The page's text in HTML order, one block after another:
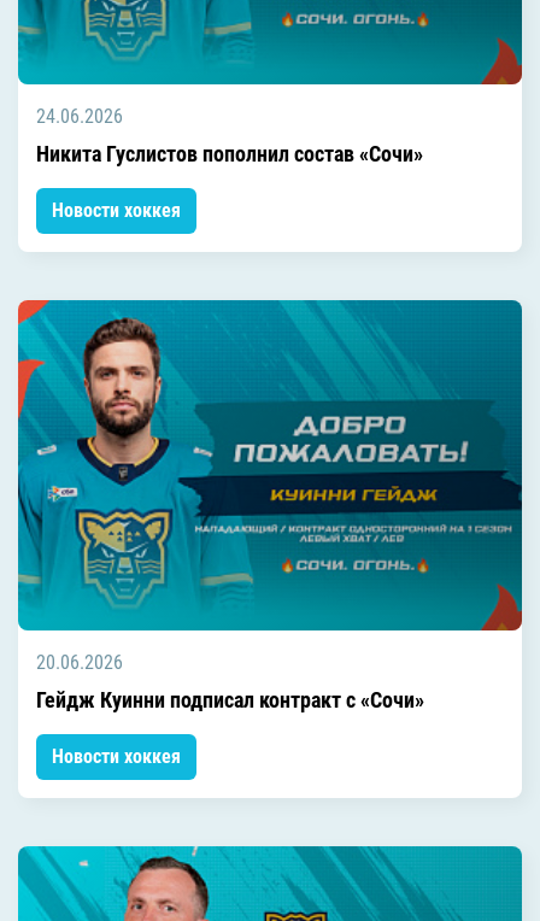
24.06.2026
Никита Гуслистов пополнил состав «Сочи»
Новости хоккея
20.06.2026
Гейдж Куинни подписал контракт с «Сочи»
Новости хоккея